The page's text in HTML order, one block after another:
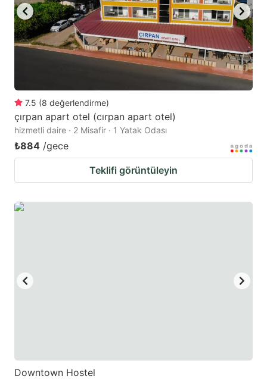
7.5 (8 değerlendirme)
çırpan apart otel (cırpan apart otel)
hizmetli daire · 2 Misafir · 1 Yatak Odası
₺884 /gece
Teklifi görüntüleyin
Downtown Hostel